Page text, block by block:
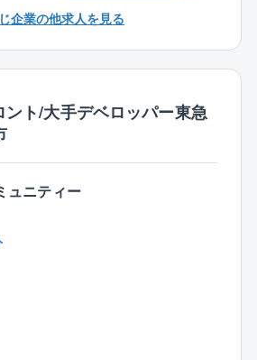
の安定した環境／充実の福利厚生
場の野村不動産ホールディングス
っかり評価する明確な評価制度や
内審査あり）も完備しており、長
徴：
件が供給されることから、
理を立ち上げ期から経験できる
ます
ていく方針です。
し。顧客満足を重視し、現場現物
が他社と比較して少ないこともあ
時間
自動でシャットダウンされるため
スを大切にした働き方を実現で
ィでの実務経験はマンションフ
トダウンなどワークライフバラン
おり、無理な働き方はさせませ
大7割引き、出生・育児休暇、資
友不動産グループならではの一生
ります。
マンションの管理組合運営サポー
企業の他求人を見る
ント/大手デベロッパー東急
ュニティー